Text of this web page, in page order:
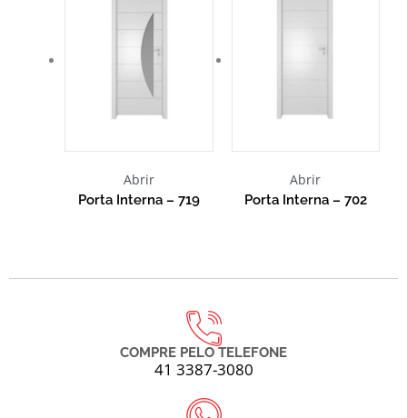
Abrir
Porta Interna – 719
Abrir
Porta Interna – 702
COMPRE PELO TELEFONE
41 3387-3080